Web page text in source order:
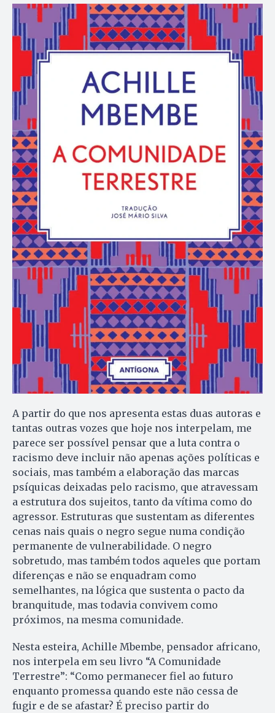
A partir do que nos apresenta estas duas autoras e
tantas outras vozes que hoje nos interpelam, me
parece ser possível pensar que a luta contra o
racismo deve incluir não apenas ações políticas e
sociais, mas também a elaboração das marcas
psíquicas deixadas pelo racismo, que atravessam
a estrutura dos sujeitos, tanto da vítima como do
agressor. Estruturas que sustentam as diferentes
cenas nais quais o negro segue numa condição
permanente de vulnerabilidade. O negro
sobretudo, mas também todos aqueles que portam
diferenças e não se enquadram como
semelhantes, na lógica que sustenta o pacto da
branquitude, mas todavia convivem como
próximos, na mesma comunidade.
Nesta esteira, Achille Mbembe, pensador africano,
nos interpela em seu livro “A Comunidade
Terrestre”: “Como permanecer fiel ao futuro
enquanto promessa quando este não cessa de
fugir e de se afastar? É preciso partir do